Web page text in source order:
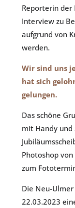
Reporterin der
Interview zu
aufgrund von
werden.
Wir sind uns
hat sich
gelungen.
Das schöne
mit Handy und
Photoshop
zum
Die Neu-
22.03.2023